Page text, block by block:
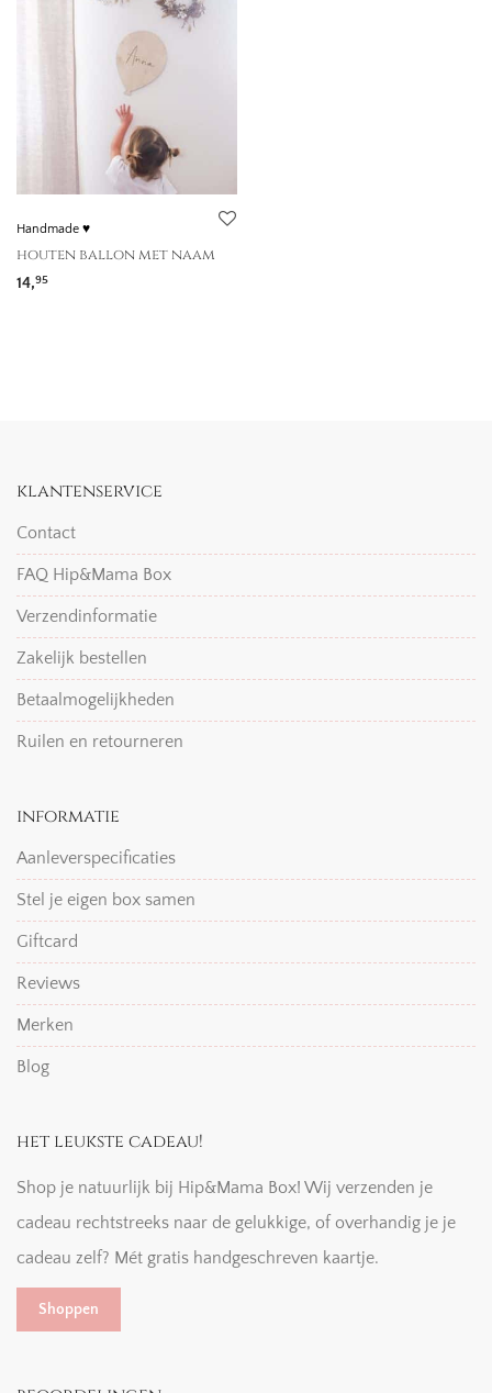
Handmade ♥
houten ballon met naam
14,95
klantenservice
Contact
FAQ Hip&Mama Box
Verzendinformatie
Zakelijk bestellen
Betaalmogelijkheden
Ruilen en retourneren
informatie
Aanleverspecificaties
Stel je eigen box samen
Giftcard
Reviews
Merken
Blog
het leukste cadeau!
Shop je natuurlijk bij Hip&Mama Box! Wij verzenden je
cadeau rechtstreeks naar de gelukkige, of overhandig je je
cadeau zelf? Mét gratis handgeschreven kaartje.
Shoppen